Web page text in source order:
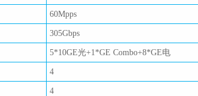
60Mpps
305Gbps
5*10GE光+1*GE Combo+8*GE电
4
4